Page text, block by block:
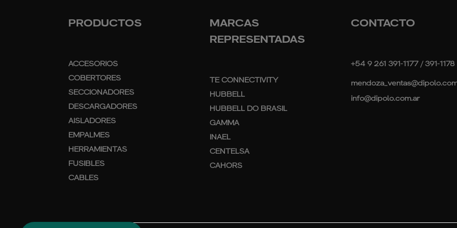
PRODUCTOS
ACCESORIOS
COBERTORES
SECCIONADORES
DESCARGADORES
AISLADORES
EMPALMES
HERRAMIENTAS
FUSIBLES
CABLES
MARCAS
REPRESENTADAS
TE CONNECTIVITY
HUBBELL
HUBBELL DO BRASIL
GAMMA
INAEL
CENTELSA
CAHORS
CONTACTO
+54 9 261 391-1177 / 391-1178
info@dipolo.com.ar